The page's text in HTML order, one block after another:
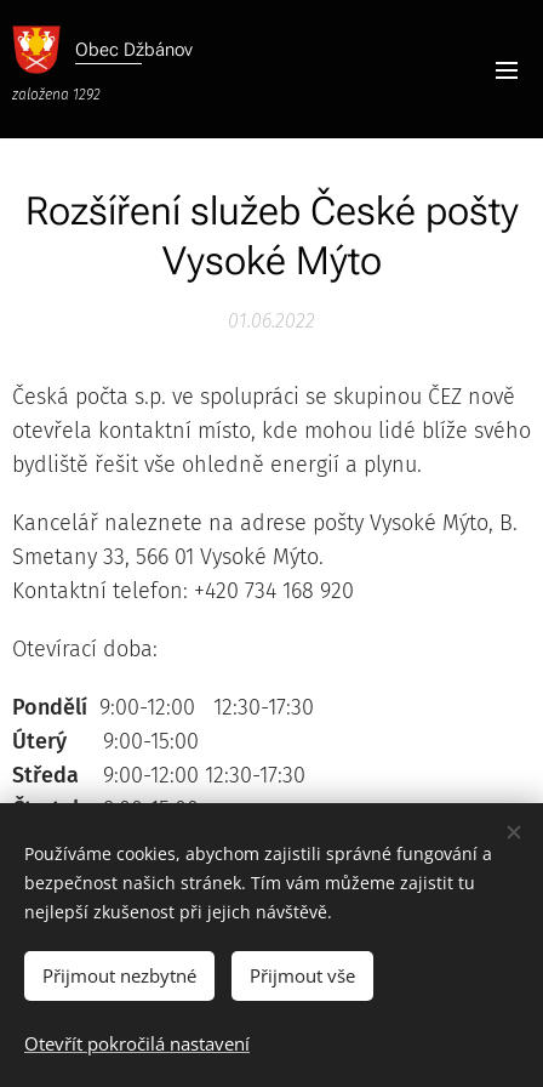
Obec Džbánov
založena 1292
Rozšíření služeb České pošty
Vysoké Mýto
01.06.2022
Česká počta s.p. ve spolupráci se skupinou ČEZ nově
otevřela kontaktní místo, kde mohou lidé blíže svého
bydliště řešit vše ohledně energií a plynu.
Kancelář naleznete na adrese pošty Vysoké Mýto, B.
Smetany 33, 566 01 Vysoké Mýto.
Kontaktní telefon: +420 734 168 920
Otevírací doba:
Pondělí 9:00-12:00 12:30-17:30
Úterý 9:00-15:00
Středa 9:00-12:00 12:30-17:30
Čtvrtek9:00-15:00
Pátek
9:00-15:00
Vytvořeno službou
Používáme cookies, abychom zajistili správné fungování a
bezpečnost našich stránek. Tím vám můžeme zajistit tu
nejlepší zkušenost při jejich návštěvě.
Přijmout nezbytné Přijmout vše
Otevřít pokročilá nastavení